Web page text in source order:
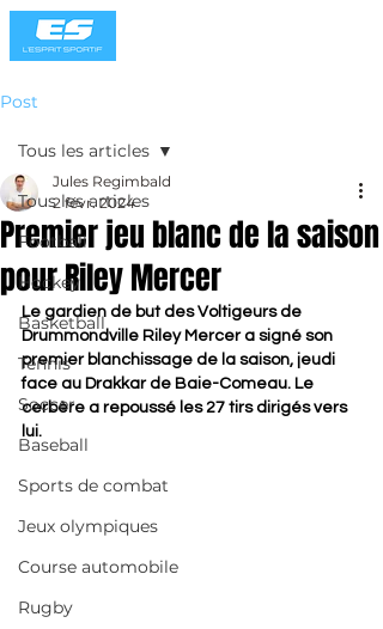
Post
Tous les articles
Football
Hockey
Basketball
Tennis
Soccer
Baseball
Sports de combat
Jeux olympiques
Course automobile
Rugby
Tous les articles
Premier jeu blanc de la saison
pour Riley Mercer
Jules Regimbald
2 févr. 2024
Le gardien de but des Voltigeurs de
Drummondville Riley Mercer a signé son
premier blanchissage de la saison, jeudi
face au Drakkar de Baie-Comeau. Le
cerbère a repoussé les 27 tirs dirigés vers
lui.